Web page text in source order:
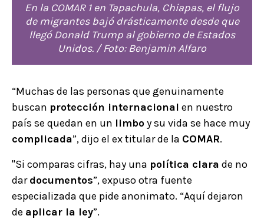
En la COMAR 1 en Tapachula, Chiapas, el flujo
de migrantes bajó drásticamente desde que
llegó Donald Trump al gobierno de Estados
Unidos. / Foto: Benjamin Alfaro
“Muchas de las personas que genuinamente
buscan protección internacional en nuestro
país se quedan en un limboy su vida se hace muy
complicada”, dijo el ex titular de la COMAR.
"Si comparas cifras, hay una política clara de no
dardocumentos”, expuso otra fuente
especializada que pide anonimato. “Aquí dejaron
de aplicar la ley”.